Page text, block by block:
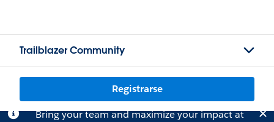
Trailblazer Community
Registrarse
Bring your team and maximize your impact at